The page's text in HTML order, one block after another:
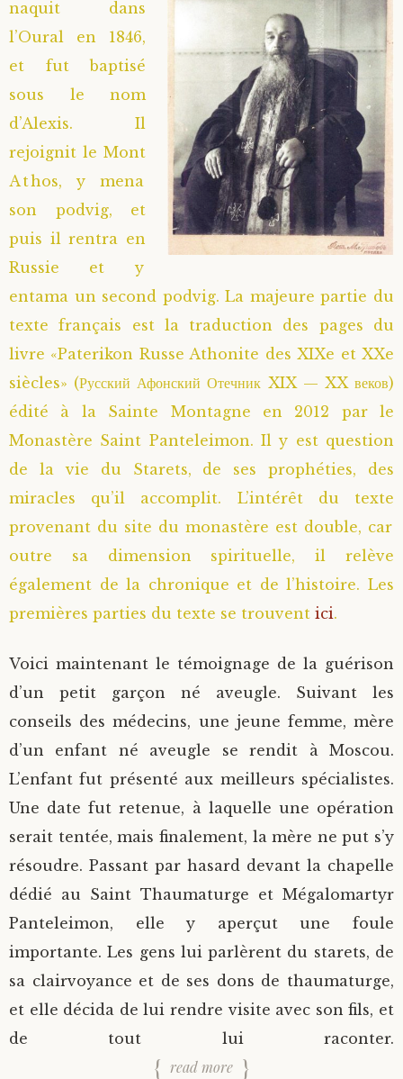
naquit dans
l’Oural en 1846,
et fut baptisé
sous le nom
d’Alexis. Il
rejoignit le Mont
Athos, y mena
son podvig, et
puis il rentra en
Russie et y
entama un second podvig. La majeure partie du
texte français est la traduction des pages du
livre «Paterikon Russe Athonite des XIXe et XXe
siècles» (Русский Афонский Отечник XIX — XX веков)
édité à la Sainte Montagne en 2012 par le
Monastère Saint Panteleimon. Il y est question
de la vie du Starets, de ses prophéties, des
miracles qu’il accomplit. L’intérêt du texte
provenant du site du monastère est double, car
outre sa dimension spirituelle, il relève
également de la chronique et de l’histoire. Les
premières parties du texte se trouvent ici.
Voici maintenant le témoignage de la guérison
d’un petit garçon né aveugle. Suivant les
conseils des médecins, une jeune femme, mère
d’un enfant né aveugle se rendit à Moscou.
L’enfant fut présenté aux meilleurs spécialistes.
Une date fut retenue, à laquelle une opération
serait tentée, mais finalement, la mère ne put s’y
résoudre. Passant par hasard devant la chapelle
dédié au Saint Thaumaturge et Mégalomartyr
Panteleimon, elle y aperçut une foule
importante. Les gens lui parlèrent du starets, de
sa clairvoyance et de ses dons de thaumaturge,
et elle décida de lui rendre visite avec son fils, et
de tout lui raconter.
read more